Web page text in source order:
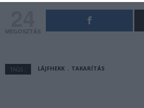
MEGOSZTÁS
TAGS : LÁJFHEKK TAKARÍTÁS